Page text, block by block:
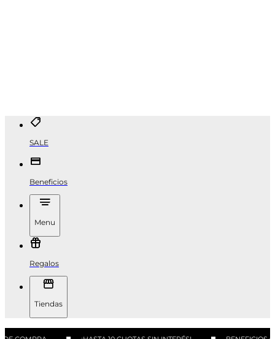
SALE
Beneficios
Menu
Regalos
Tiendas